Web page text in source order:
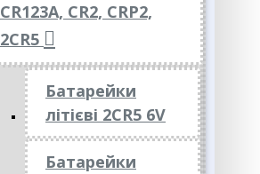
CR123A, CR2, CRP2,
2CR5
Батарейки
літієві 2CR5 6V
Батарейки